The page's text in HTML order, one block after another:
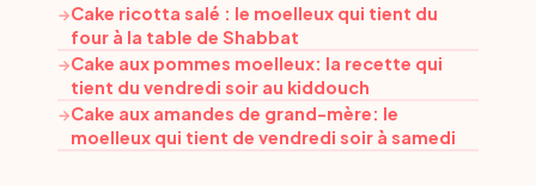
→Cake ricotta salé : le moelleux qui tient du
four à la table de Shabbat
→Cake aux pommes moelleux: la recette qui
tient du vendredi soir au kiddouch
→Cake aux amandes de grand-mère: le
moelleux qui tient de vendredi soir à samedi